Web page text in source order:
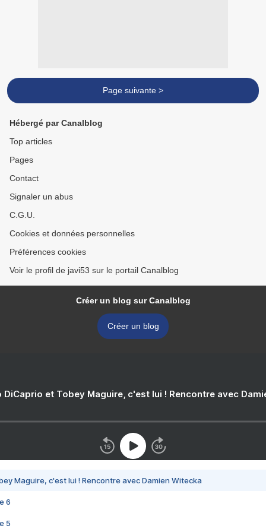
Page suivante >
Hébergé par Canalblog
Top articles
Pages
Contact
Signaler un abus
C.G.U.
Cookies et données personnelles
Préférences cookies
Voir le profil de javi53 sur le portail Canalblog
Créer un blog sur Canalblog
Créer un blog
DiCaprio et Tobey Maguire, c'est lui ! Rencontre avec
Maguire, c'est lui ! Rencontre avec Damien Witecka
6
5